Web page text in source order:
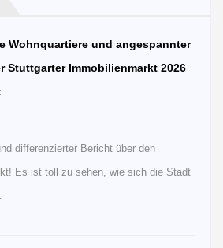
Wohnquartiere und angespannter
Stuttgarter Immobilienmarkt 2026
differenzierter Bericht über den
Es ist toll zu sehen, wie sich die Stadt